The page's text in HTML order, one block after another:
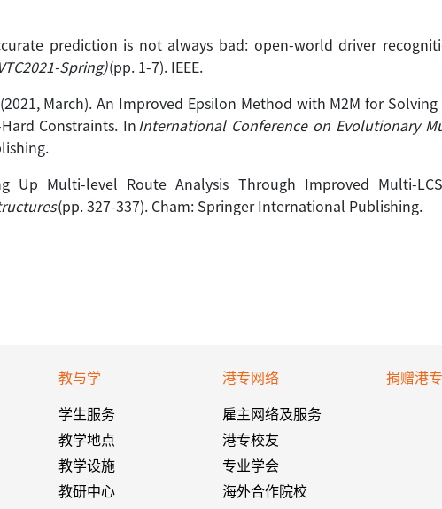
prediction is not always bad: open-world driver
Spring)(pp. 1-7). IEEE.
(2021, March). An Improved Epsilon Method with M2M for
Constraints. InInternational Conference on Evolutionary
Up Multi-level Route Analysis Through Improved Multi-
(pp. 327-337). Cham: Springer International Publishing.
教与学
学生服务
教学地点
教学设施
教研中心
港专网络
雇主网络及服务
港专校友
专业学会
海外合作院校
捐赠港专